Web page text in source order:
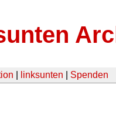
linksunten Spenden